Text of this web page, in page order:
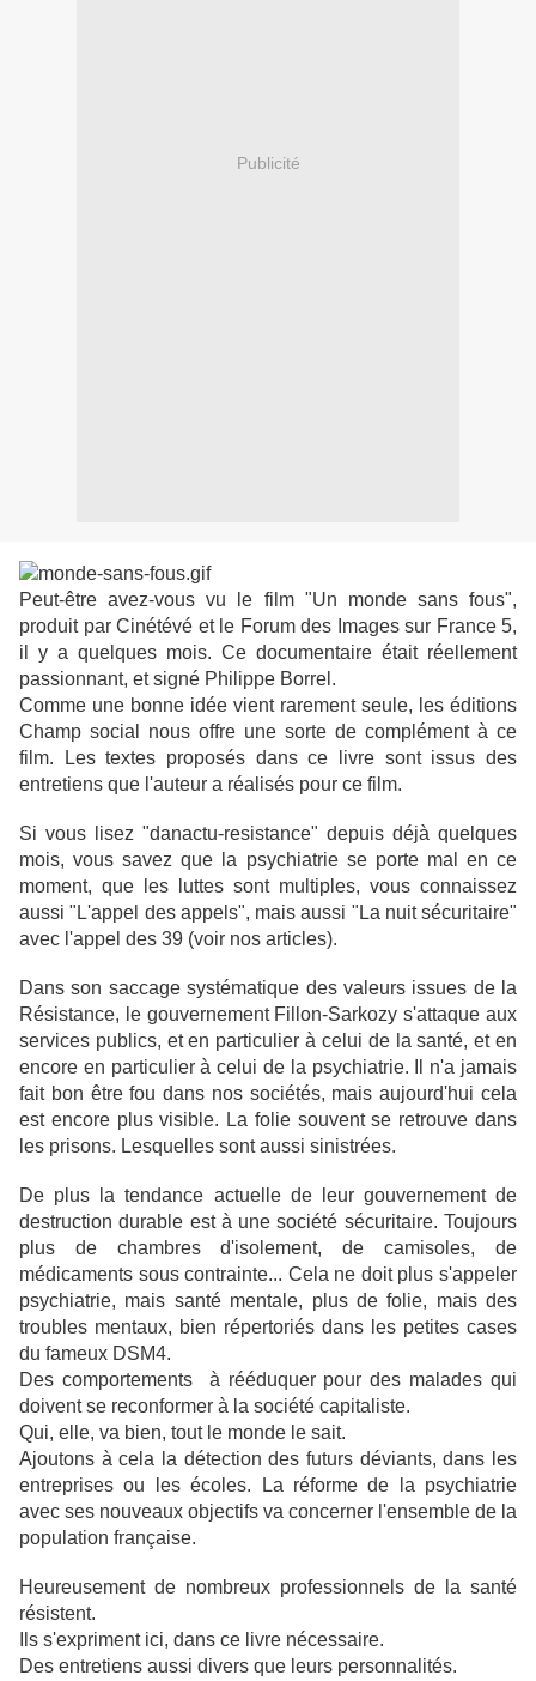
Publicité
Peut-être avez-vous vu le film "Un monde sans fous",
produit par Cinétévé et le Forum des Images sur France 5,
il y a quelques mois. Ce documentaire était réellement
passionnant, et signé Philippe Borrel.
Comme une bonne idée vient rarement seule, les éditions
Champ social nous offre une sorte de complément à ce
film. Les textes proposés dans ce livre sont issus des
entretiens que l'auteur a réalisés pour ce film.
Si vous lisez "danactu-resistance" depuis déjà quelques
mois, vous savez que la psychiatrie se porte mal en ce
moment, que les luttes sont multiples, vous connaissez
aussi "L'appel des appels", mais aussi "La nuit sécuritaire"
avec l'appel des 39 (voir nos articles).
Dans son saccage systématique des valeurs issues de la
Résistance, le gouvernement Fillon-Sarkozy s'attaque aux
services publics, et en particulier à celui de la santé, et en
encore en particulier à celui de la psychiatrie. Il n'a jamais
fait bon être fou dans nos sociétés, mais aujourd'hui cela
est encore plus visible. La folie souvent se retrouve dans
les prisons. Lesquelles sont aussi sinistrées.
De plus la tendance actuelle de leur gouvernement de
destruction durable est à une société sécuritaire. Toujours
plus de chambres d'isolement, de camisoles, de
médicaments sous contrainte... Cela ne doit plus s'appeler
psychiatrie, mais santé mentale, plus de folie, mais des
troubles mentaux, bien répertoriés dans les petites cases
du fameux DSM4.
Des comportements à rééduquer pour des malades qui
doivent se reconformer à la société capitaliste.
Qui, elle, va bien, tout le monde le sait.
Ajoutons à cela la détection des futurs déviants, dans les
entreprises ou les écoles. La réforme de la psychiatrie
avec ses nouveaux objectifs va concerner l'ensemble de la
population française.
Heureusement de nombreux professionnels de la santé
résistent.
Ils s'expriment ici, dans ce livre nécessaire.
Des entretiens aussi divers que leurs personnalités.